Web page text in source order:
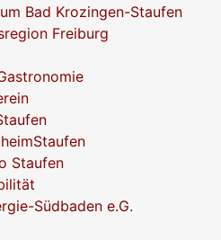
Bad Krozingen-Staufen
Freiburg
Staufen
Südbaden e.G.